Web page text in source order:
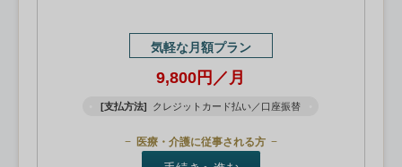
気軽な月額プラン
9,800円／月
[支払方法] クレジットカード払い／口座振替
医療・介護に従事される方